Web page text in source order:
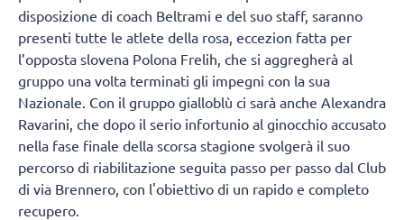
disposizione di coach Beltrami e del suo staff, saranno
presenti tutte le atlete della rosa, eccezion fatta per
l’opposta slovena Polona Frelih, che si aggregherà al
gruppo una volta terminati gli impegni con la sua
Nazionale. Con il gruppo gialloblù ci sarà anche Alexandra
Ravarini, che dopo il serio infortunio al ginocchio accusato
nella fase finale della scorsa stagione svolgerà il suo
percorso di riabilitazione seguita passo per passo dal Club
di via Brennero, con l'obiettivo di un rapido e completo
recupero.